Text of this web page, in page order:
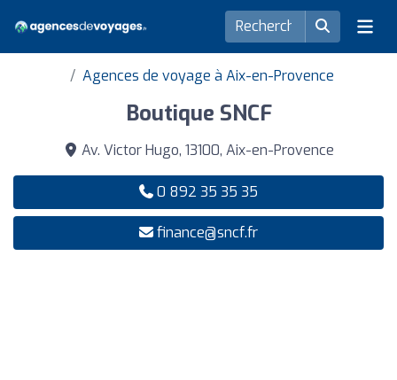
Agences de voyage à Aix-en-Provence
Boutique SNCF
Av. Victor Hugo, 13100, Aix-en-Provence
0 892 35 35 35
finance@sncf.fr